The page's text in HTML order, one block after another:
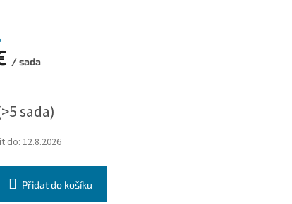
/ sada
sada)
do: 12.8.2026
Přidat do košíku